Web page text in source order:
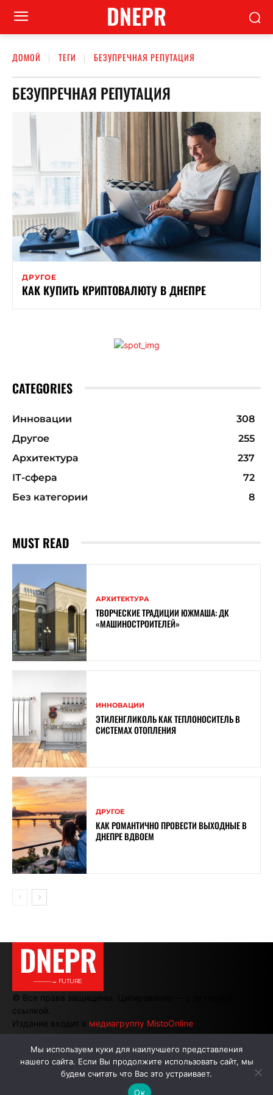
DNEPR
ДОМОЙ ТЕГИ БЕЗУПРЕЧНАЯ РЕПУТАЦИЯ
БЕЗУПРЕЧНАЯ РЕПУТАЦИЯ
ДРУГОЕ
КАК КУПИТЬ КРИПТОВАЛЮТУ В ДНЕПРЕ
CATEGORIES
Инновации
308
Другое
255
Архитектура
237
ІТ-сфера
72
Без категории
8
MUST READ
АРХИТЕКТУРА
ТВОРЧЕСКИЕ ТРАДИЦИИ ЮЖМАША: ДК
«МАШИНОСТРОИТЕЛЕЙ»
ИННОВАЦИИ
ЭТИЛЕНГЛИКОЛЬ КАК ТЕПЛОНОСИТЕЛЬ В
СИСТЕМАХ ОТОПЛЕНИЯ
ДРУГОЕ
КАК РОМАНТИЧНО ПРОВЕСТИ ВЫХОДНЫЕ В
ДНЕПРЕ ВДВОЕМ
DNEPR
———→ FUTURE
© Все права защищены. Цитирование — с активной
ссылкой.
Издание входит в медиагруппу MistoOnline
АВТОРЫ РЕКЛАМА НА САЙТЕ
Мы используем куки для наилучшего представления
нашего сайта. Если Вы продолжите использовать сайт, мы
будем считать что Вас это устраивает.
Ок